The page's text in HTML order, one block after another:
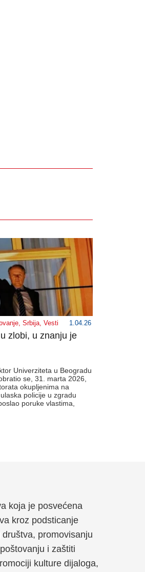
, Srbija, Vesti 1.04.26
zlobi, u znanju je
Univerziteta u Beogradu
se, 31. marta 2026,
okupljenima na
policije u zgradu
poruke vlastima,
koja je posvećena
kroz podsticanje
promovisanju
i zaštiti
kulture dijaloga,